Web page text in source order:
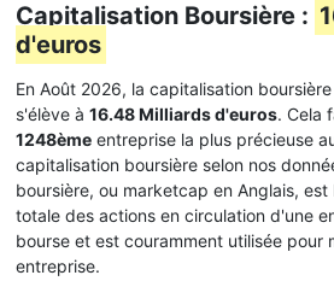
Capitalisation Boursière :
d'euros
En Août 2026, la capitalisation
s'élève à 16.48 Milliards d'euros. Cela
1248ème entreprise la plus précieuse
capitalisation boursière selon nos
boursière, ou marketcap en Anglais,
totale des actions en circulation d'une
bourse et est couramment utilisée pour
entreprise.